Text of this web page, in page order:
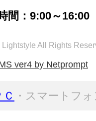
間：9:00～16:00
Lightstyle All Rights
ver4 by Netprompt
Ｃ ・スマートフ